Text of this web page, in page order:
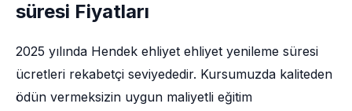
süresi Fiyatları
2025 yılında Hendek ehliyet ehliyet yenileme süresi
ücretleri rekabetçi seviyededir. Kursumuzda kaliteden
ödün vermeksizin uygun maliyetli eğitim